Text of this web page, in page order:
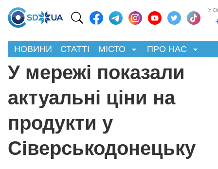
У
НОВИНИ СТАТТІ МІСТО ПРО НАС
У мережі показали
актуальні ціни на
продукти у
Сіверськодонецьку